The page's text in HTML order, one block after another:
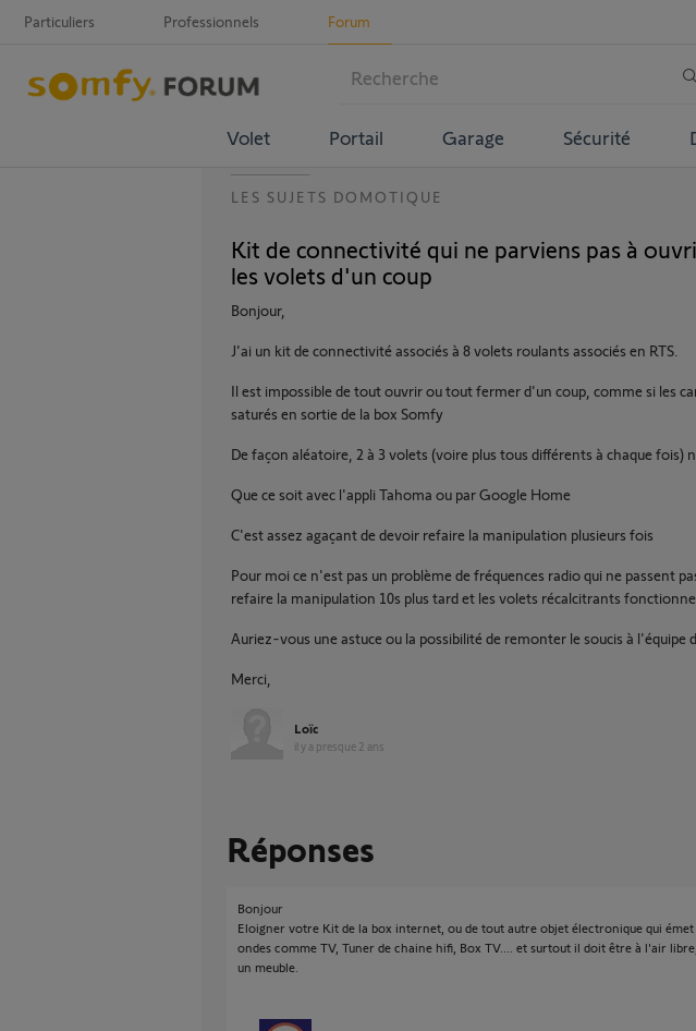
Particuliers Professionnels Forum
Volet Portail Garage Sécurité
LES SUJETS DOMOTIQUE
Kit de connectivité qui ne parviens pas à
les volets d'un coup
Bonjour,
J'ai un kit de connectivité associés à 8 volets roulants associés en RTS.
Il est impossible de tout ouvrir ou tout fermer d'un coup, comme si les
saturés en sortie de la box Somfy
De façon aléatoire, 2 à 3 volets (voire plus tous différents à chaque
Que ce soit avec l'appli Tahoma ou par Google Home
C'est assez agaçant de devoir refaire la manipulation plusieurs fois
Pour moi ce n'est pas un problème de fréquences radio qui ne passent
refaire la manipulation 10s plus tard et les volets récalcitrants
Auriez-vous une astuce ou la possibilité de remonter le soucis à l'équipe
Merci,
Loïc
il y a presque 2 ans
Réponses
Bonjour
Eloigner votre Kit de la box internet, ou de tout autre objet électronique qui émet
ondes comme TV, Tuner de chaine hifi, Box TV.... et surtout il doit être à l'air
un meuble.